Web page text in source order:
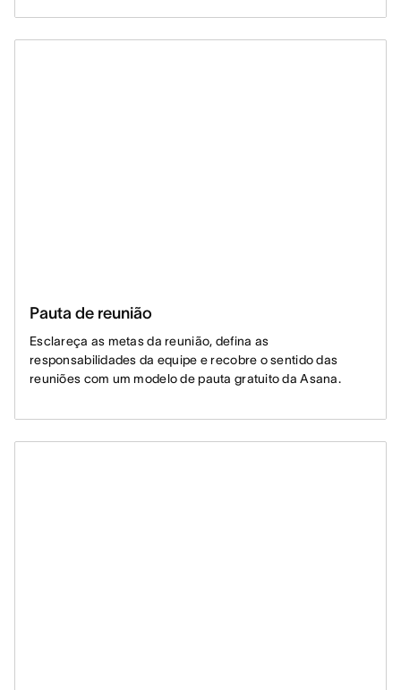
Pauta de reunião
Esclareça as metas da reunião, defina as
responsabilidades da equipe e recobre o sentido das
reuniões com um modelo de pauta gratuito da Asana.